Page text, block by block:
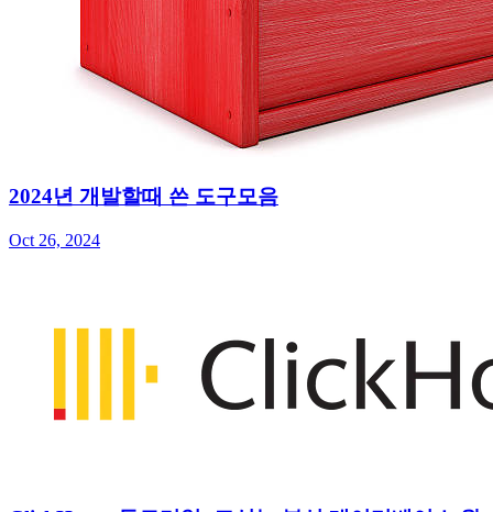
2024년 개발할때 쓴 도구모음
Oct 26, 2024